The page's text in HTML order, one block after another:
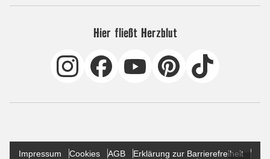
Hier fließt Herzblut
Impressum Cookies AGB
Erklärung zur Barrierefreiheit